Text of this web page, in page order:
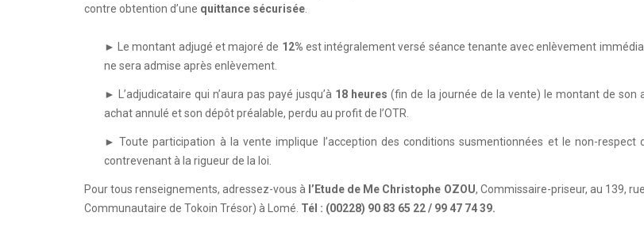
contre obtention d’une quittance sécurisée
► Le montant adjugé et majoré de 12% est intégralement versé séance tenante avec enlèvement
ne sera admise après enlèvement.
► L’adjudicataire qui n’aura pas payé jusqu’à 18 heures (fin de la journée de la vente) le montant de son
achat annulé et son dépôt préalable, perdu au profit de l’OTR.
► Toute participation à la vente implique l’acception des conditions susmentionnées et le non-respect
contrevenant à la rigueur de la loi.
Pour tous renseignements, adressez-vous à l’Etude de Me Christophe OZOU, Commissaire-priseur, au 139,
Communautaire de Tokoin Trésor) à Lomé. Tél : (00228) 90 83 65 22 / 99 47 74 39.